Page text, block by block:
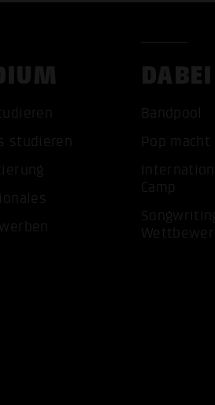
studieren
Bandpool
Pop macht
Camp